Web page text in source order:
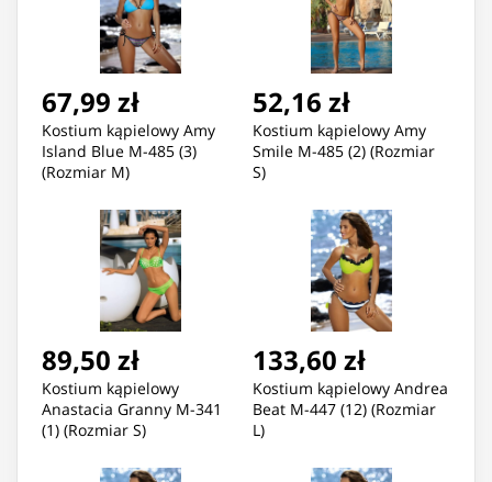
67,99 zł
Kostium kąpielowy Amy
Island Blue M-485 (3)
(Rozmiar M)
52,16 zł
Kostium kąpielowy Amy
Smile M-485 (2) (Rozmiar
S)
89,50 zł
Kostium kąpielowy
Anastacia Granny M-341
(1) (Rozmiar S)
133,60 zł
Kostium kąpielowy Andrea
Beat M-447 (12) (Rozmiar
L)